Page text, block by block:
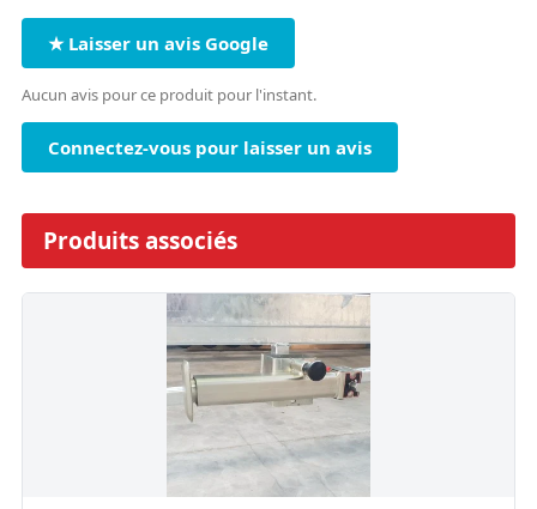
★ Laisser un avis Google
Aucun avis pour ce produit pour l'instant.
Connectez-vous pour laisser un avis
Produits associés